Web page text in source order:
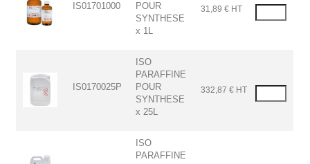
IS01701000
POUR
SYNTHESE
x 1L
31,89 € HT
IS0170025P
ISO
PARAFFINE
POUR
SYNTHESE
x 25L
332,87 € HT
ISO
PARAFFINE